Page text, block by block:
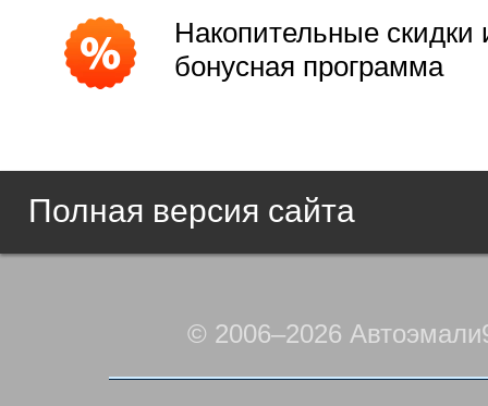
Накопительные скидки
бонусная программа
Полная версия сайта
© 2006–2026